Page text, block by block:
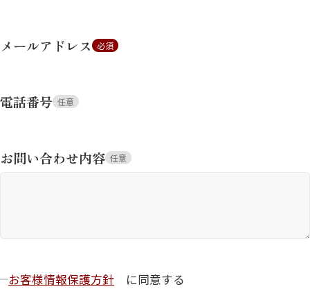
メールアドレス 必須
電話番号 任意
お問い合わせ内容 任意
お客様情報保護方針 に同意する